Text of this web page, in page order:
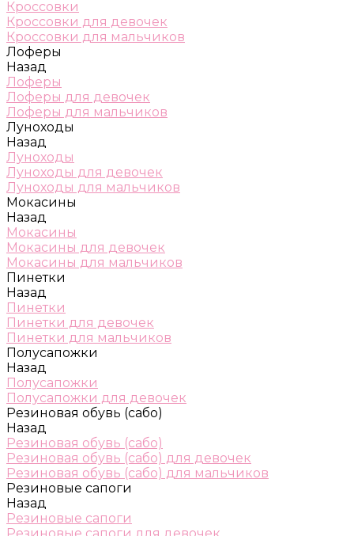
Кроссовки
Кроссовки для девочек
Кроссовки для мальчиков
Лоферы
Назад
Лоферы
Лоферы для девочек
Лоферы для мальчиков
Луноходы
Назад
Луноходы
Луноходы для девочек
Луноходы для мальчиков
Мокасины
Назад
Мокасины
Мокасины для девочек
Мокасины для мальчиков
Пинетки
Назад
Пинетки
Пинетки для девочек
Пинетки для мальчиков
Полусапожки
Назад
Полусапожки
Полусапожки для девочек
Резиновая обувь (сабо)
Назад
Резиновая обувь (сабо)
Резиновая обувь (сабо) для девочек
Резиновая обувь (сабо) для мальчиков
Резиновые сапоги
Назад
Резиновые сапоги